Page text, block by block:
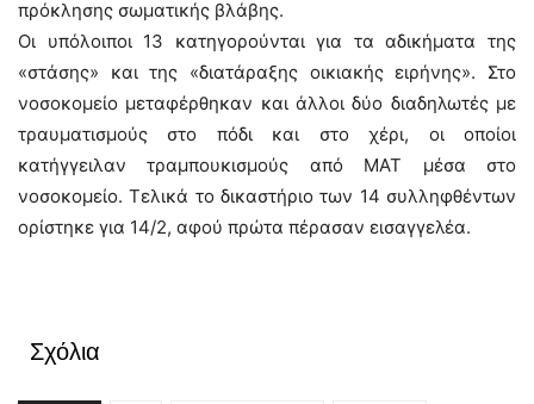
πρόκλησης σωματικής βλάβης.
Οι υπόλοιποι 13 κατηγορούνται για τα αδικήματα της
«στάσης» και της «διατάραξης οικιακής ειρήνης». Στο
νοσοκομείο μεταφέρθηκαν και άλλοι δύο διαδηλωτές με
τραυματισμούς στο πόδι και στο χέρι, οι οποίοι
κατήγγειλαν τραμπουκισμούς από ΜΑΤ μέσα στο
νοσοκομείο. Τελικά το δικαστήριο των 14 συλληφθέντων
ορίστηκε για 14/2, αφού πρώτα πέρασαν εισαγγελέα.
Σχόλια